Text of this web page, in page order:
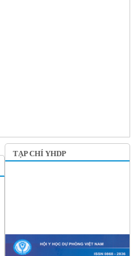
TẠP CHÍ YHDP